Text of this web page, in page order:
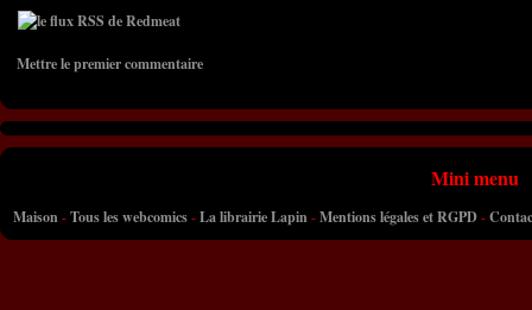
Mettre le premier commentaire
Mini menu
Maison-Tous les webcomics-La librairie Lapin-Mentions légales et RGPD-